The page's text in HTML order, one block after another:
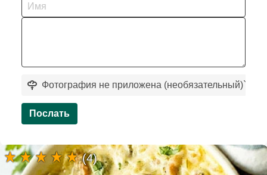
Фотография не приложена (необязательный)`
Послать
(4)